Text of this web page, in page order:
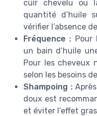
cuir chevelu ou
quantité d’huile
vérifier l’absence
Fréquence : Pour
un bain d’huile
Pour les cheveux
selon les besoins
Shampoing :Après
doux est
et éviter l’effet